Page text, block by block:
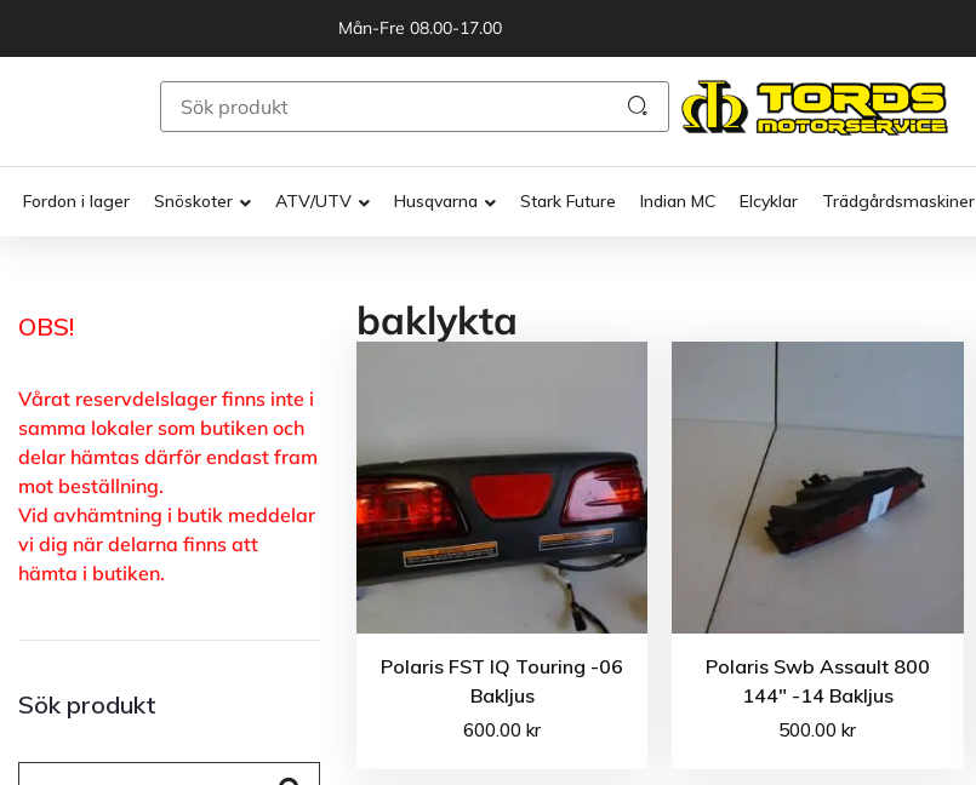
Mån-Fre 08.00-17.00
Fordon i lager Snöskoter ATV/UTV Husqvarna Stark Future Indian MC Elcyklar Trädgårdsmaskiner
OBS!
Vårat reservdelslager finns inte i
samma lokaler som butiken och
delar hämtas därför endast fram
mot beställning.
Vid avhämtning i butik meddelar
vi dig när delarna finns att
hämta i butiken.
Sök produkt
baklykta
Polaris FST IQ Touring -06
Bakljus
600.00kr
Polaris Swb Assault 800
144″ -14 Bakljus
500.00kr